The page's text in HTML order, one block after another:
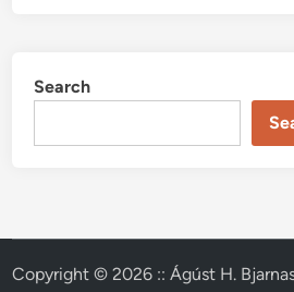
Search
Copyright © 2026 :: Ágúst H.